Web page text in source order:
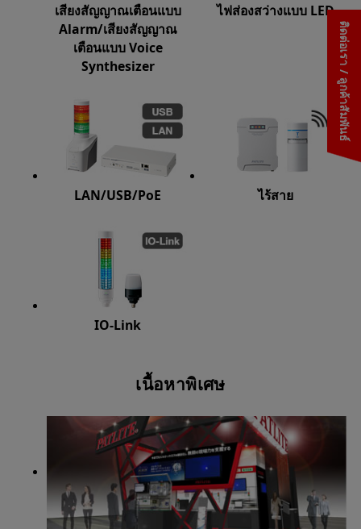
ติดต่อเรา / ลูกค้าสัมพันธ์
เสียงสัญญาณเตือนแบบ
Alarm/เสียงสัญญาณ
เตือนแบบ Voice
Synthesizer
ไฟส่องสว่างแบบ LED
LAN/USB/PoE ไร้สาย
IO-Link
เนื้อหาพิเศษ